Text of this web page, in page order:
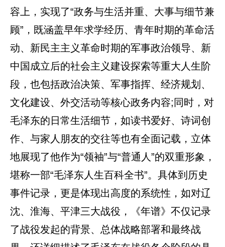
容上，实现了“政务与生活并重、大事与细节兼
顾”，既涵盖早年求学经历、青年时期的革命活
动、新民主主义革命时期的军事政治领导、新
中国成立后的社会主义建设探索等重大人生阶
段，也包括政治决策、军事指挥、经济规划、
文化建设、外交活动等核心政务内容;同时，对
毛泽东的日常生活细节，如读书爱好、诗词创
作、与家人朋友的交往等也有全面记载，立体
地展现了他作为“领袖”与“普通人”的双重形象，
堪称一部“毛泽东人生百科全书”。具体到历史
事件记录，更是体现出高度的系统性，如对辽
沈、淮海、平津三大战役，《年谱》不仅记录
了战役发起的背景、总体战略部署和最终战